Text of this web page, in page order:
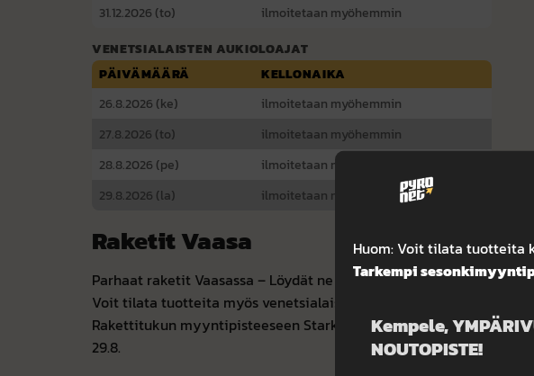
31.12.2026 (to)
ilmoitetaan myöhemmin
VENETSIALAISTEN AUKIOLOAJAT
PÄIVÄMÄÄRÄ
KELLONAIKA
26.8.2026 (ke)
ilmoitetaan myöhemmin
27.8.2026 (to)
ilmoitetaan myöhemmin
28.8.2026 (pe)
ilmoitetaan myöhemmin
29.8.2026 (la)
ilmoitetaan myöhemmin
Raketit Vaasa
Parhaat raketit Vaasassa – Löydät ne Pyronetin myyntipisteestä
Voit tilata tuotteita myös venetsialaisiin. Tilaukset toimitetaan
Rakettitukun myyntipisteeseen Stark, Kivihaantie 2 noudettavaksi
29.8.
Huom: Voit tilata tuotteita
Tarkempi
Kempele,
NOUTOPISTE!